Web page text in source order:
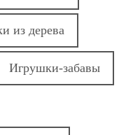
из дерева
Игрушки-забавы